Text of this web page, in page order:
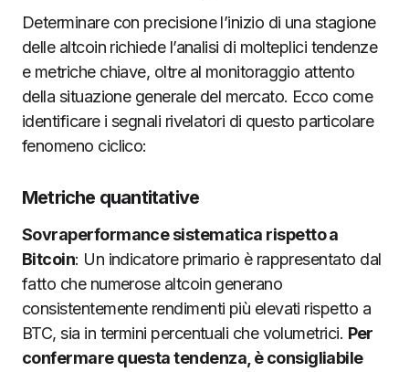
Determinare con precisione l’inizio di una stagione
delle altcoin richiede l’analisi di molteplici tendenze
e metriche chiave, oltre al monitoraggio attento
della situazione generale del mercato. Ecco come
identificare i segnali rivelatori di questo particolare
fenomeno ciclico:
Metriche quantitative
Sovraperformance sistematica rispetto a
Bitcoin: Un indicatore primario è rappresentato dal
fatto che numerose altcoin generano
consistentemente rendimenti più elevati rispetto a
BTC, sia in termini percentuali che volumetrici. Per
confermare questa tendenza, è consigliabile